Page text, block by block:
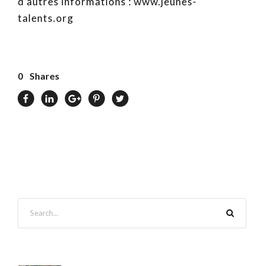
talents.org
0 Shares